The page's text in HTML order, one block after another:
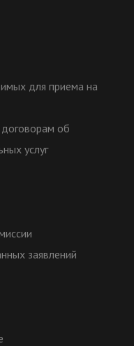
для приема на
об
услуг
заявлений